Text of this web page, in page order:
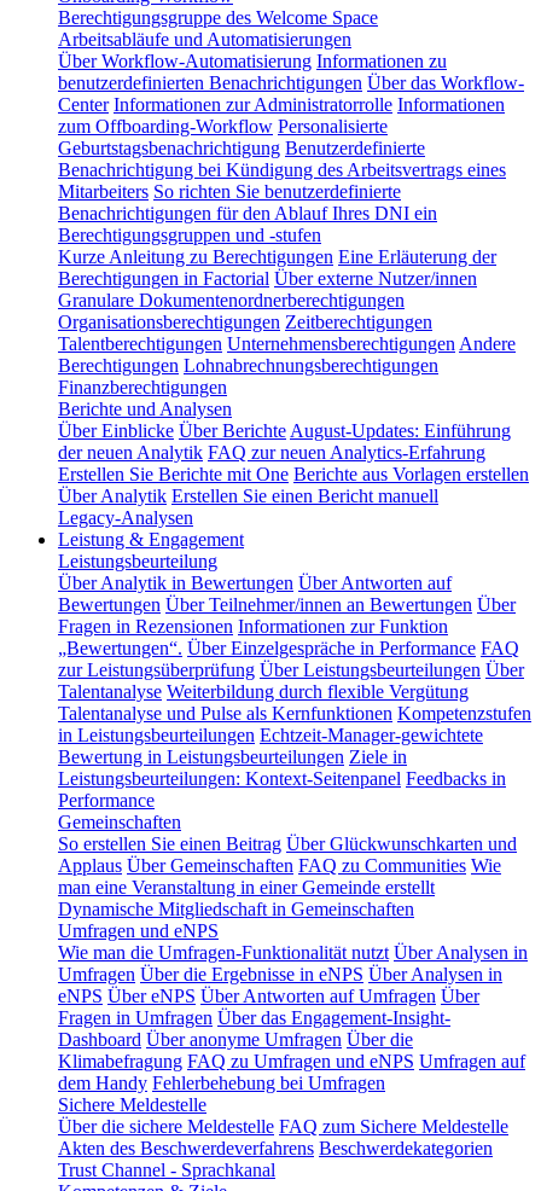
Berechtigungsgruppe des Welcome Space
Arbeitsabläufe und Automatisierungen
Über Workflow-Automatisierung Informationen zu
benutzerdefinierten Benachrichtigungen Über das Workflow-
Center Informationen zur Administratorrolle Informationen
zum Offboarding-Workflow Personalisierte
Geburtstagsbenachrichtigung Benutzerdefinierte
Benachrichtigung bei Kündigung des Arbeitsvertrags eines
Mitarbeiters So richten Sie benutzerdefinierte
Benachrichtigungen für den Ablauf Ihres DNI ein
Berechtigungsgruppen und -stufen
Kurze Anleitung zu Berechtigungen Eine Erläuterung der
Berechtigungen in Factorial Über externe Nutzer/innen
Granulare Dokumentenordnerberechtigungen
Organisationsberechtigungen Zeitberechtigungen
Talentberechtigungen Unternehmensberechtigungen Andere
Berechtigungen Lohnabrechnungsberechtigungen
Finanzberechtigungen
Berichte und Analysen
Über Einblicke Über Berichte August-Updates: Einführung
der neuen Analytik FAQ zur neuen Analytics-Erfahrung
Erstellen Sie Berichte mit One Berichte aus Vorlagen erstellen
Über Analytik Erstellen Sie einen Bericht manuell
Legacy-Analysen
Leistung & Engagement
Leistungsbeurteilung
Über Analytik in Bewertungen Über Antworten auf
Bewertungen Über Teilnehmer/innen an Bewertungen Über
Fragen in Rezensionen Informationen zur Funktion
„Bewertungen“. Über Einzelgespräche in Performance FAQ
zur Leistungsüberprüfung Über Leistungsbeurteilungen Über
Talentanalyse Weiterbildung durch flexible Vergütung
Talentanalyse und Pulse als Kernfunktionen Kompetenzstufen
in Leistungsbeurteilungen Echtzeit-Manager-gewichtete
Bewertung in Leistungsbeurteilungen Ziele in
Leistungsbeurteilungen: Kontext-Seitenpanel Feedbacks in
Performance
Gemeinschaften
So erstellen Sie einen Beitrag Über Glückwunschkarten und
Applaus Über Gemeinschaften FAQ zu Communities Wie
man eine Veranstaltung in einer Gemeinde erstellt
Dynamische Mitgliedschaft in Gemeinschaften
Umfragen und eNPS
Wie man die Umfragen-Funktionalität nutzt Über Analysen in
Umfragen Über die Ergebnisse in eNPS Über Analysen in
eNPS Über eNPS Über Antworten auf Umfragen Über
Fragen in Umfragen Über das Engagement-Insight-
Dashboard Über anonyme Umfragen Über die
Klimabefragung FAQ zu Umfragen und eNPS Umfragen auf
dem Handy Fehlerbehebung bei Umfragen
Sichere Meldestelle
Über die sichere Meldestelle FAQ zum Sichere Meldestelle
Akten des Beschwerdeverfahrens Beschwerdekategorien
Trust Channel - Sprachkanal